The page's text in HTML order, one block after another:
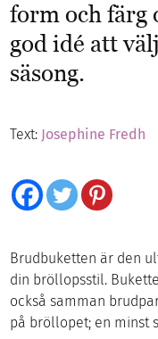
form och färg
god idé att
säsong.
Text: Josephine Fredh
Brudbuketten är den
din bröllopsstil.
också samman
på bröllopet; en minst